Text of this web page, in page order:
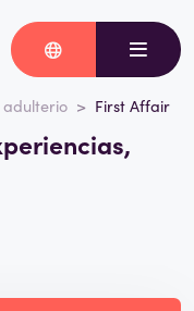
adulterio First Affair